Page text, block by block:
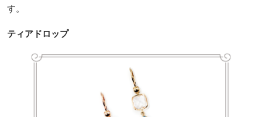
す。
ティアドロップ